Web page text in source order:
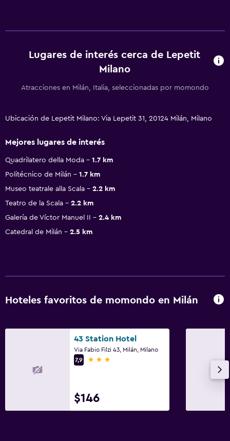
Lugares de interés cerca de Lepetit
Milano
Atracciones en Milán, Italia, seleccionadas por momondo
Ubicación de Lepetit Milano: Via Lepetit 31, 20124 Milán, Milano
Mejores lugares de interés
Quadrilatero della Moda
1.7 km
Politécnico de Milán
1.7 km
Museo teatrale alla Scala
2.2 km
Teatro de la Scala
2.2 km
Galería de Víctor Manuel II
2.4 km
Catedral de Milán
2.5 km
Hoteles favoritos de momondo en Milán
43 Station Hotel
Via Fabio Filzi 43, Milán, Milano
7,9
3 estrellas
$146